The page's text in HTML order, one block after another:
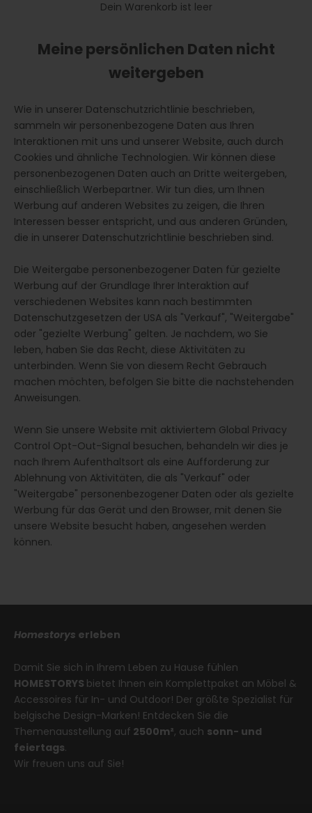
Dein Warenkorb ist leer
Meine persönlichen Daten nicht
weitergeben
Wie in unserer Datenschutzrichtlinie beschrieben,
sammeln wir personenbezogene Daten aus Ihren
Interaktionen mit uns und unserer Website, auch durch
Cookies und ähnliche Technologien. Wir können diese
personenbezogenen Daten auch an Dritte weitergeben,
einschließlich Werbepartner. Wir tun dies, um Ihnen
Werbung auf anderen Websites zu zeigen, die Ihren
Interessen besser entspricht, und aus anderen Gründen,
die in unserer Datenschutzrichtlinie beschrieben sind.
Die Weitergabe personenbezogener Daten für gezielte
Werbung auf der Grundlage Ihrer Interaktion auf
verschiedenen Websites kann nach bestimmten
Datenschutzgesetzen der USA als "Verkauf", "Weitergabe"
oder "gezielte Werbung" gelten. Je nachdem, wo Sie
leben, haben Sie das Recht, diese Aktivitäten zu
unterbinden. Wenn Sie von diesem Recht Gebrauch
machen möchten, befolgen Sie bitte die nachstehenden
Anweisungen.
Wenn Sie unsere Website mit aktiviertem Global Privacy
Control Opt-Out-Signal besuchen, behandeln wir dies je
nach Ihrem Aufenthaltsort als eine Aufforderung zur
Ablehnung von Aktivitäten, die als "Verkauf" oder
"Weitergabe" personenbezogener Daten oder als gezielte
Werbung für das Gerät und den Browser, mit denen Sie
unsere Website besucht haben, angesehen werden
können.
Homestorys erleben
Damit Sie sich in Ihrem Leben zu Hause fühlen
HOMESTORYS bietet Ihnen ein Komplettpaket an Möbel &
Accessoires für In- und Outdoor! Der größte Spezialist für
belgische Design-Marken! Entdecken Sie die
Themenausstellung auf 2500m², auch sonn- und
feiertags.
Wir freuen uns auf Sie!